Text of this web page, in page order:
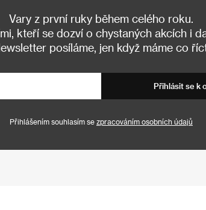
Vary z první ruky během celého roku.
kteří se dozví o chystaných akcích i
posíláme, jen když máme co
Přihlásit se k
Přihlášením souhlasím se zpracováním osobních údajů